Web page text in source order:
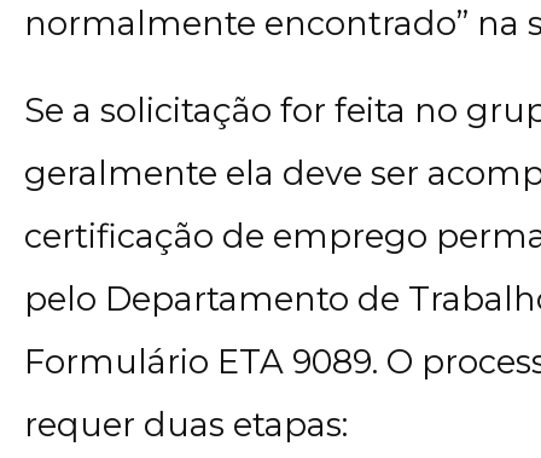
normalmente encontrado” na
Se a solicitação for feita no
geralmente ela deve ser
certificação de emprego
pelo Departamento de
Formulário ETA 9089. O
requer duas etapas: